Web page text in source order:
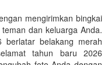
mengirimkan bingkai
dan keluarga Anda.
belakang merah
tahun baru 2026